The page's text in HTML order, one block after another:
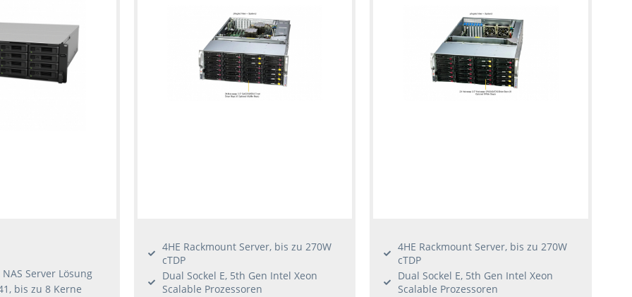
Server Lösung
bis zu 8 Kerne
4HE Rackmount Server, bis zu 270W
cTDP
Dual Sockel E, 5th Gen Intel Xeon
Scalable Prozessoren
4HE Rackmount Server, bis zu 270W
cTDP
Dual Sockel E, 5th Gen Intel Xeon
Scalable Prozessoren